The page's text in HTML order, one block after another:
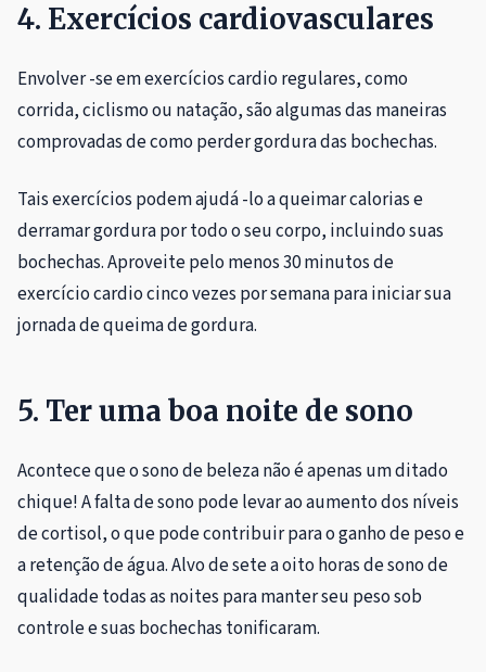
4. Exercícios cardiovasculares
Envolver -se em exercícios cardio regulares, como
corrida, ciclismo ou natação, são algumas das maneiras
comprovadas de como perder gordura das bochechas.
Tais exercícios podem ajudá -lo a queimar calorias e
derramar gordura por todo o seu corpo, incluindo suas
bochechas. Aproveite pelo menos 30 minutos de
exercício cardio cinco vezes por semana para iniciar sua
jornada de queima de gordura.
5. Ter uma boa noite de sono
Acontece que o sono de beleza não é apenas um ditado
chique! A falta de sono pode levar ao aumento dos níveis
de cortisol, o que pode contribuir para o ganho de peso e
a retenção de água. Alvo de sete a oito horas de sono de
qualidade todas as noites para manter seu peso sob
controle e suas bochechas tonificaram.